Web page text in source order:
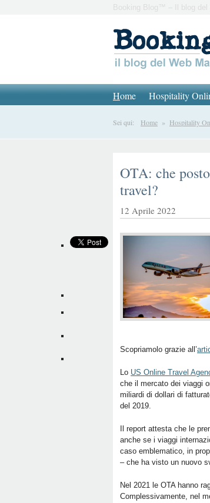
Booking Blog™ – Il blog del
Home Hospitality
Sei qui: Home » Hospitality
OTA: che
travel?
12 Aprile 2022
Scopriamolo grazie all’
Lo US Online Travel
che il mercato dei viaggi
miliardi di dollari di
del 2019.
Il report attesta che le
anche se i viaggi
caso emblematico, in
– che ha visto un nuovo
Nel 2021 le OTA hanno
Complessivamente, nel